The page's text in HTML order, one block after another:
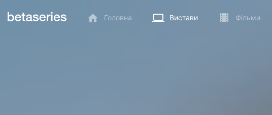
Головна Вистави Фільми